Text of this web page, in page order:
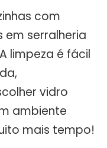
com
serralheria
limpeza é fácil
vidro
ambiente
mais tempo!